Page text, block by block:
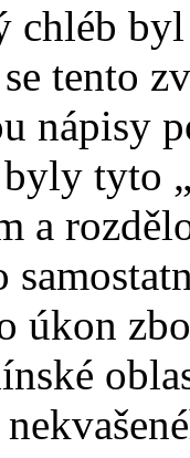
chléb
tento
nápisy
tyto
a
úkon